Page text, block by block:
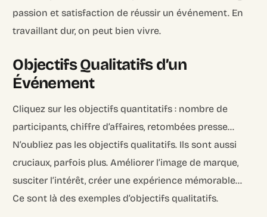
passion et satisfaction de réussir un événement. En
travaillant dur, on peut bien vivre.
Objectifs Qualitatifs d’un
Événement
Cliquez sur les objectifs quantitatifs : nombre de
participants, chiffre d’affaires, retombées presse…
N’oubliez pas les objectifs qualitatifs. Ils sont aussi
cruciaux, parfois plus. Améliorer l’image de marque,
susciter l’intérêt, créer une expérience mémorable…
Ce sont là des exemples d’objectifs qualitatifs.